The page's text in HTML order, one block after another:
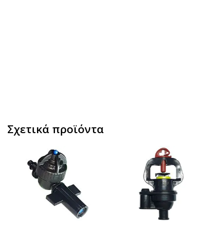
Σχετικά προϊόντα